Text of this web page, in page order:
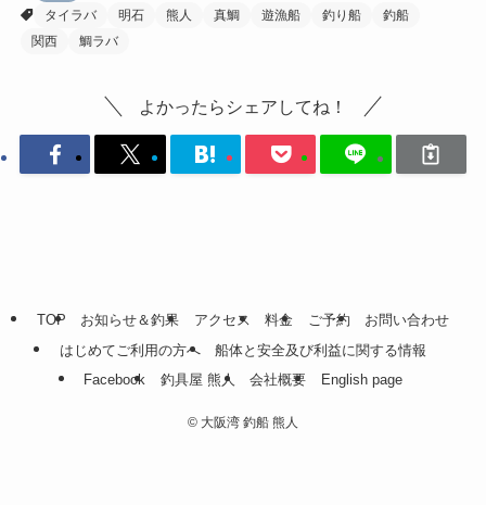
タイラバ
明石 熊人 真鯛 遊漁船 釣り船
釣船
関西
鯛ラバ
よかったらシェアしてね！
TOP お知らせ＆釣果 アクセス 料金 ご予約
お問い合わせ
はじめてご利用の方へ
船体と安全及び利益に関する情報
Facebook
釣具屋 熊人 会社概要 English page
© 大阪湾 釣船 熊人